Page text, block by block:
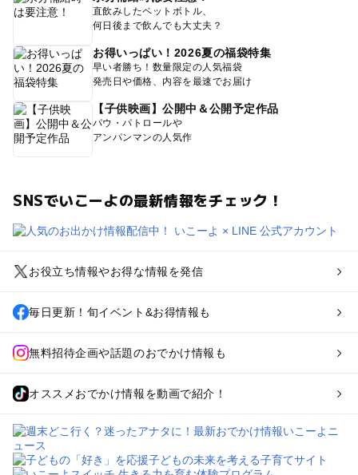
直飲みしたペットボトル、
何日後まで飲んでも大丈夫？
お得いっぱい！2026夏の福袋特集
早い者勝ち！数量限定の人気福袋
発売日や価格、内容を最速でお届け
【子供映画】公開中＆公開予定作品
パウ・パトロールや
アンパンマンの人気作
SNSでいこーよの最新情報をチェック！
お役立ち情報やお得な情報を発信
毎日更新！旬イベント&お得情報も
無料招待企画や話題のおでかけ情報も
オススメおでかけ情報を動画で紹介！